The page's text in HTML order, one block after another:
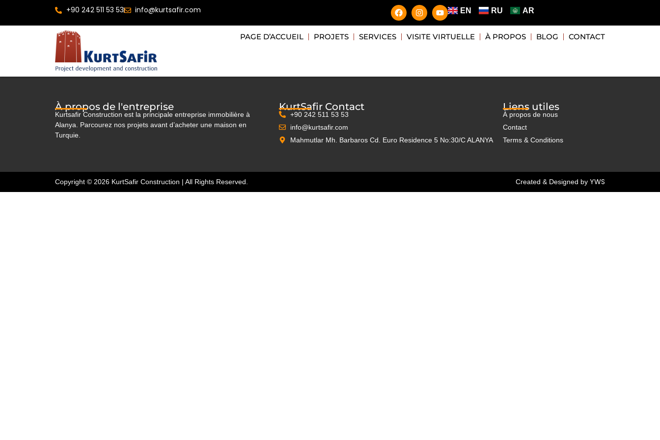
+90 242 511 53 53 info@kurtsafir.com EN RU AR
PAGE D’ACCUEIL PROJETS SERVICES VISITE VIRTUELLE À PROPOS BLOG CONTACT
À propos de l'entreprise
Kurtsafir Construction est la principale entreprise immobilière à
Alanya. Parcourez nos projets avant d’acheter une maison en
Turquie.
KurtSafir Contact
+90 242 511 53 53
info@kurtsafir.com
Mahmutlar Mh. Barbaros Cd. Euro Residence 5 No:30/C ALANYA
Liens utiles
À propos de nous
Contact
Terms & Conditions
Copyright © 2026 KurtSafir Construction | All Rights Reserved. Created & Designed by YWS